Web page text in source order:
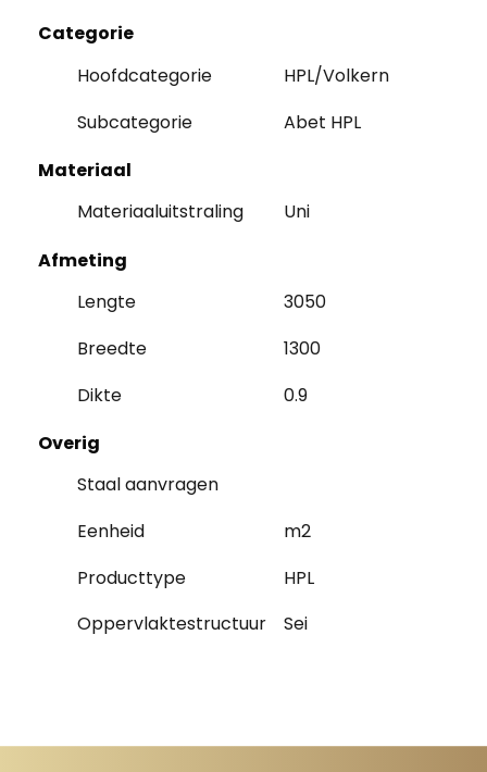
Categorie
Hoofdcategorie
HPL/Volkern
Subcategorie
Abet HPL
Materiaal
Materiaaluitstraling
Uni
Afmeting
Lengte
3050
Breedte
1300
Dikte
0.9
Overig
Staal aanvragen
Eenheid
m2
Producttype
HPL
Oppervlaktestructuur
Sei